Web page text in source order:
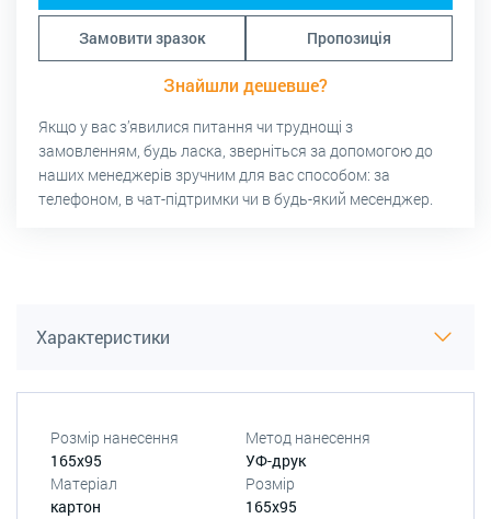
Замовити зразок Пропозиція
Знайшли дешевше?
Якщо у вас з’явилися питання чи труднощі з
замовленням, будь ласка, зверніться за допомогою до
наших менеджерів зручним для вас способом: за
телефоном, в чат-підтримки чи в будь-який месенджер.
Характеристики
Розмір нанесення
165х95
Метод нанесення
УФ-друк
Матеріал
картон
Розмір
165х95